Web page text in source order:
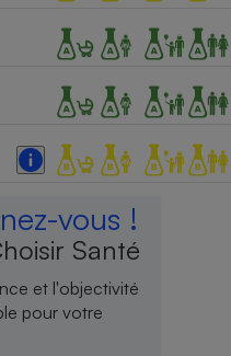
vous !
Santé
et l'objectivité
pour votre